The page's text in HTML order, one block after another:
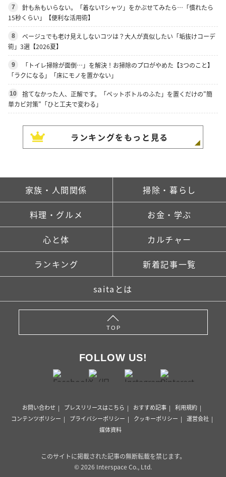
7
針も糸もいらない。「着ないTシャツ」をかぶせてみたら…「慣れたら
15秒くらい」【便利な活用術】
8
ベージュでも老け見えしないコツは？大人が真似したい「垢抜けコーデ
術」3選【2026夏】
9
「トイレ掃除が面倒…」を解決！お掃除のプロがやめた【3つのこと】
「ラクになる」「床にモノを置かない」
10
捨てなかった人、正解です。「ペットボトルのふた」を置くだけの"簡
単カビ対策"「ひと工夫で変わる」
ランキングをもっと見る
家族・人間関係 掃除・暮らし
料理・グルメ お金・学ぶ
心と体 カルチャー
ランキング 新着記事一覧
saitaとは
TOP
FOLLOW US!
お問い合わせ プレスリリースはこちら おすすめ記事
利用規約
コンテンツポリシー
プライバシーポリシー クッキーポリシー
運営会社
媒体資料
このサイトに掲載された記事の無断転載を禁じます。
© 2026 Interspace Co., Ltd.